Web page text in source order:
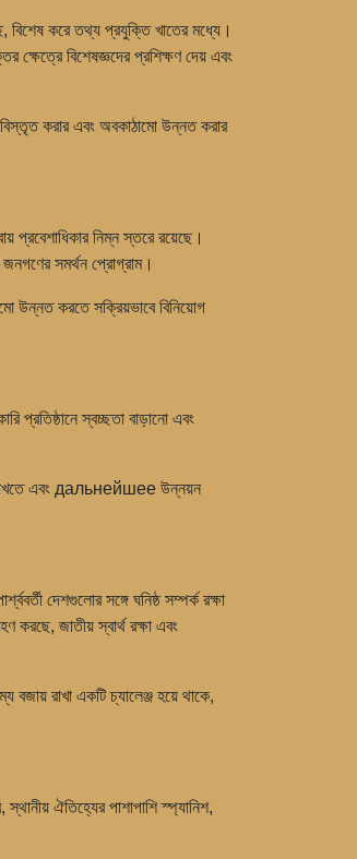
বিশেষ করে তথ্য প্রযুক্তি খাতের মধ্যে।
ক্ষেত্রে বিশেষজ্ঞদের প্রশিক্ষণ দেয় এবং
করার এবং অবকাঠামো উন্নত করার
প্রবেশাধিকার নিম্ন স্তরে রয়েছে।
জনগণের সমর্থন প্রোগ্রাম।
উন্নত করতে সক্রিয়ভাবে বিনিয়োগ
প্রতিষ্ঠানে স্বচ্ছতা বাড়ানো এবং
রাখতে এবং дальнейшее উন্নয়ন
দেশগুলোর সঙ্গে ঘনিষ্ঠ সম্পর্ক রক্ষা
করছে, জাতীয় স্বার্থ রক্ষা এবং
রাখা একটি চ্যালেঞ্জ হয়ে থাকে,
ঐতিহ্যের পাশাপাশি স্প্যানিশ,